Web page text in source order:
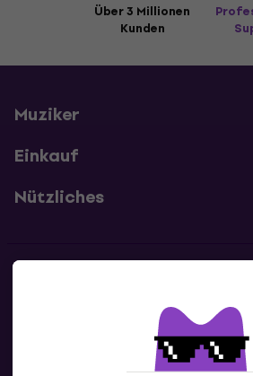
Über 3 Millionen
Kunden
Muziker
Einkauf
Nützliches
Kontaktiere uns